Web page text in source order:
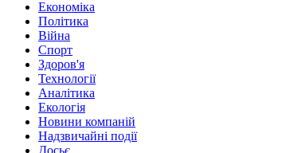
Економіка
Політика
Війна
Спорт
Здоров'я
Технології
Аналітика
Екологія
Новини компаній
Надзвичайні події
Досьє